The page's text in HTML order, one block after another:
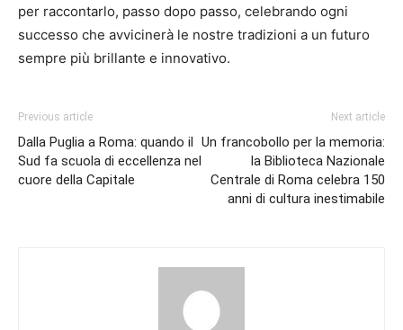
per raccontarlo, passo dopo passo, celebrando ogni
successo che avvicinerà le nostre tradizioni a un futuro
sempre più brillante e innovativo.
Previous article
Dalla Puglia a Roma: quando il
Sud fa scuola di eccellenza nel
cuore della Capitale
Next article
Un francobollo per la memoria:
la Biblioteca Nazionale
Centrale di Roma celebra 150
anni di cultura inestimabile